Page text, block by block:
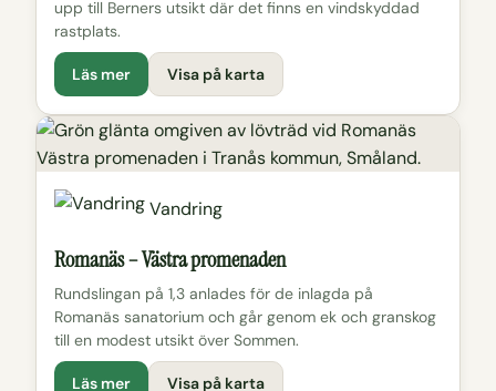
upp till Berners utsikt där det finns en vindskyddad
rastplats.
Läs mer Visa på karta
Vandring
Romanäs – Västra promenaden
Rundslingan på 1,3 anlades för de inlagda på
Romanäs sanatorium och går genom ek och granskog
till en modest utsikt över Sommen.
Läs mer Visa på karta